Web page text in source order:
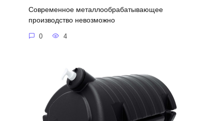
Современное металлообрабатывающее
производство невозможно
0 4